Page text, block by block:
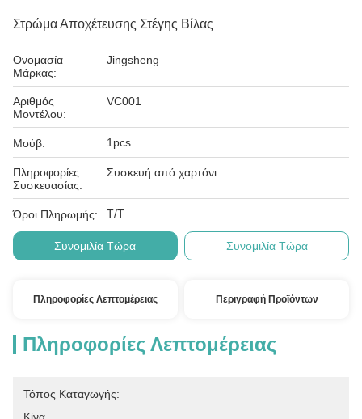
Στρώμα Αποχέτευσης Στέγης Βίλας
Ονομασία
Μάρκας:
Jingsheng
Αριθμός
Μοντέλου:
VC001
Μούβ: 1pcs
Πληροφορίες
Συσκευασίας:
Συσκευή από χαρτόνι
Όροι Πληρωμής: Τ/Τ
Συνομιλία Τώρα Συνομιλία Τώρα
Πληροφορίες Λεπτομέρειας Περιγραφή Προϊόντων
Πληροφορίες Λεπτομέρειας
Τόπος Καταγωγής: